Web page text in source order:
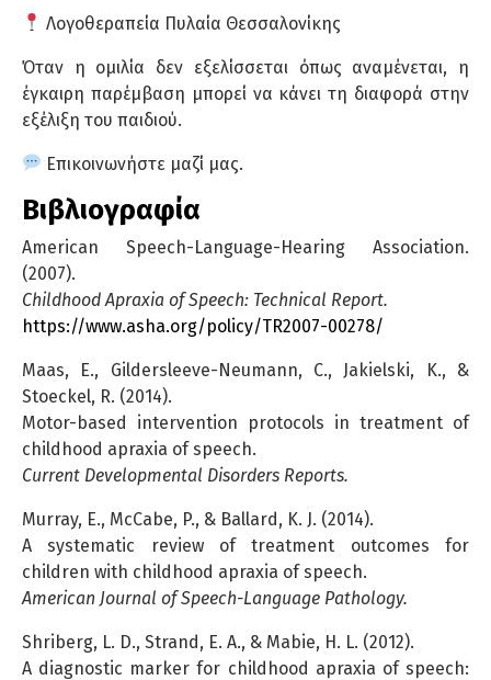
Λογοθεραπεία Πυλαία Θεσσαλονίκης
Όταν η ομιλία δεν εξελίσσεται όπως αναμένεται, η
έγκαιρη παρέμβαση μπορεί να κάνει τη διαφορά στην
εξέλιξη του παιδιού.
Επικοινωνήστε μαζί μας.
Βιβλιογραφία
American Speech-Language-Hearing Association.
(2007).
Childhood Apraxia of Speech: Technical Report.
https://www.asha.org/policy/TR2007-00278/
Maas, E., Gildersleeve-Neumann, C., Jakielski, K., &
Stoeckel, R. (2014).
Motor-based intervention protocols in treatment of
childhood apraxia of speech.
Current Developmental Disorders Reports.
Murray, E., McCabe, P., & Ballard, K. J. (2014).
A systematic review of treatment outcomes for
children with childhood apraxia of speech.
American Journal of Speech-Language Pathology.
Shriberg, L. D., Strand, E. A., & Mabie, H. L. (2012).
A diagnostic marker for childhood apraxia of speech: